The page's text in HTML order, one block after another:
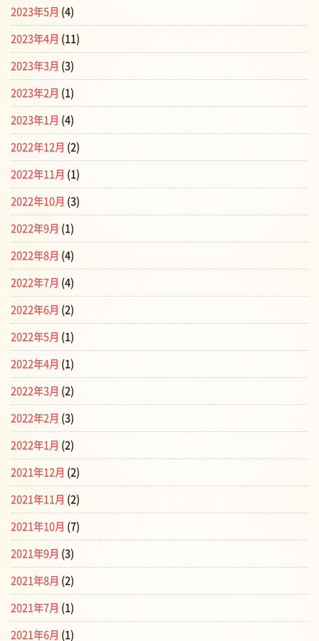
2023年5月 (4)
2023年4月 (11)
2023年3月 (3)
2023年2月 (1)
2023年1月 (4)
2022年12月 (2)
2022年11月 (1)
2022年10月 (3)
2022年9月 (1)
2022年8月 (4)
2022年7月 (4)
2022年6月 (2)
2022年5月 (1)
2022年4月 (1)
2022年3月 (2)
2022年2月 (3)
2022年1月 (2)
2021年12月 (2)
2021年11月 (2)
2021年10月 (7)
2021年9月 (3)
2021年8月 (2)
2021年7月 (1)
2021年6月 (1)